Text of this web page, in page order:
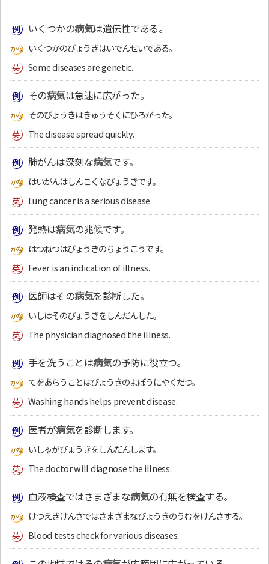
いくつかの病気は遺伝性である。
いくつかのびょうきはいでんせいである。
Some diseases are genetic.
その病気は急速に広がった。
そのびょうきはきゅうそくにひろがった。
The disease spread quickly.
肺がんは深刻な病気です。
はいがんはしんこくなびょうきです。
Lung cancer is a serious disease.
発熱は病気の兆候です。
はつねつはびょうきのちょうこうです。
Fever is an indication of illness.
医師はその病気を診断した。
いしはそのびょうきをしんだんした。
The physician diagnosed the illness.
手を洗うことは病気の予防に役立つ。
てをあらうことはびょうきのよぼうにやくだつ。
Washing hands helps prevent disease.
医者が病気を診断します。
いしゃがびょうきをしんだんします。
The doctor will diagnose the illness.
血液検査ではさまざまな病気の有無を検査する。
けつえきけんさではさまざまなびょうきのうむをけんさする。
Blood tests check for various diseases.